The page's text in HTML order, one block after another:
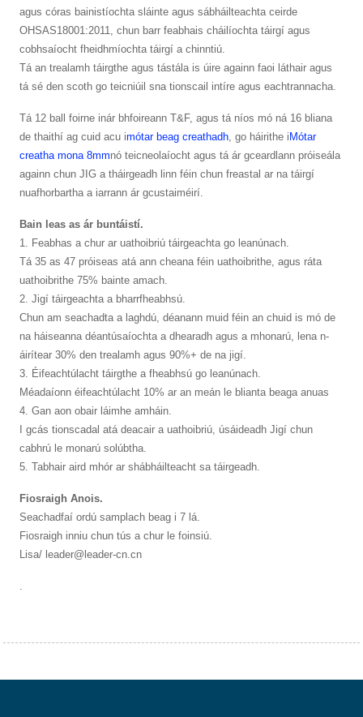
agus córas bainistíochta sláinte agus sábháilteachta ceirde
OHSAS18001:2011, chun barr feabhais cháilíochta táirgí agus
cobhsaíocht fheidhmíochta táirgí a chinntiú.
Tá an trealamh táirgthe agus tástála is úire againn faoi láthair agus
tá sé den scoth go teicniúil sna tionscail intíre agus eachtrannacha.
Tá 12 ball foirne inár bhfoireann T&F, agus tá níos mó ná 16 bliana
de thaithí ag cuid acu imótar beag creathadh , go háirithe iMótar
creatha mona 8mmnó teicneolaíocht agus tá ár gceardlann próiseála
againn chun JIG a tháirgeadh linn féin chun freastal ar na táirgí
nuafhorbartha a iarrann ár gcustaiméirí.
Bain leas as ár buntáistí.
1. Feabhas a chur ar uathoibriú táirgeachta go leanúnach.
Tá 35 as 47 próiseas atá ann cheana féin uathoibrithe, agus ráta
uathoibrithe 75% bainte amach.
2. Jigí táirgeachta a bharrfheabhsú.
Chun am seachadta a laghdú, déanann muid féin an chuid is mó de
na háiseanna déantúsaíochta a dhearadh agus a mhonarú, lena n-
áirítear 30% den trealamh agus 90%+ de na jigí.
3. Éifeachtúlacht táirgthe a fheabhsú go leanúnach.
Méadaíonn éifeachtúlacht 10% ar an meán le blianta beaga anuas
4. Gan aon obair láimhe amháin.
I gcás tionscadal atá deacair a uathoibriú, úsáideadh Jigí chun
cabhrú le monarú solúbtha.
5. Tabhair aird mhór ar shábháilteacht sa táirgeadh.
Fiosraigh Anois.
Seachadfaí ordú samplach beag i 7 lá.
Fiosraigh inniu chun tús a chur le foinsiú.
Lisa/ leader@leader-cn.cn